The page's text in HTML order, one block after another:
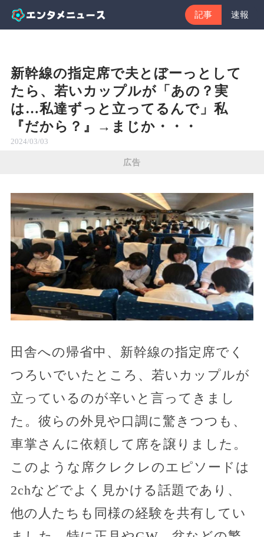
記事 速報
新幹線の指定席で夫とぼーっとして
たら、若いカップルが「あの？実
は…私達ずっと立ってるんで」私
『だから？』→まじか・・・
2024/03/03
広告
田舎への帰省中、新幹線の指定席でく
つろいでいたところ、若いカップルが
立っているのが辛いと言ってきまし
た。彼らの外見や口調に驚きつつも、
車掌さんに依頼して席を譲りました。
このような席クレクレのエピソードは
2chなどでよく見かける話題であり、
他の人たちも同様の経験を共有してい